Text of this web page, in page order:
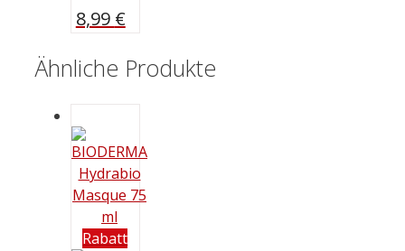
8,99 €
Ähnliche Produkte
Rabatt